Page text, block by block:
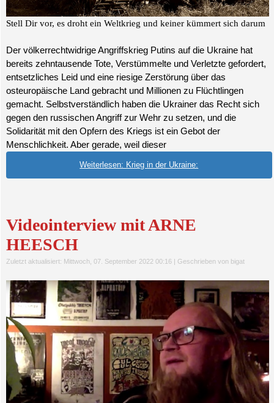
Stell Dir vor, es droht ein Weltkrieg und keiner kümmert sich darum
Der völkerrechtwidrige Angriffskrieg Putins auf die Ukraine hat
bereits zehntausende Tote, Verstümmelte und Verletzte gefordert,
entsetzliches Leid und eine riesige Zerstörung über das
osteuropäische Land gebracht und Millionen zu Flüchtlingen
gemacht. Selbstverständlich haben die Ukrainer das Recht sich
gegen den russischen Angriff zur Wehr zu setzen, und die
Solidarität mit den Opfern des Kriegs ist ein Gebot der
Menschlichkeit. Aber gerade, weil dieser
Weiterlesen: Krieg in der Ukraine:
Videointerview mit ARNE
HEESCH
Zuletzt aktualisiert: Mittwoch, 07. September 2022 00:16| Geschrieben von bigat